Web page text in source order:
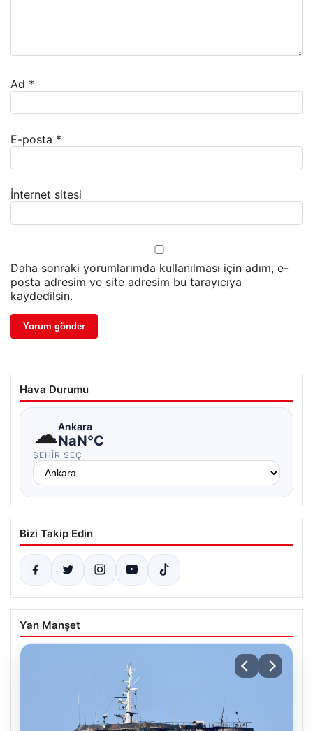
Ad *
E-posta *
İnternet sitesi
Daha sonraki yorumlarımda kullanılması için adım, e-
posta adresim ve site adresim bu tarayıcıya
kaydedilsin.
Hava Durumu
☁Ankara
NaN°C
ŞEHIR SEÇ
Bizi Takip Edin
Yan Manşet